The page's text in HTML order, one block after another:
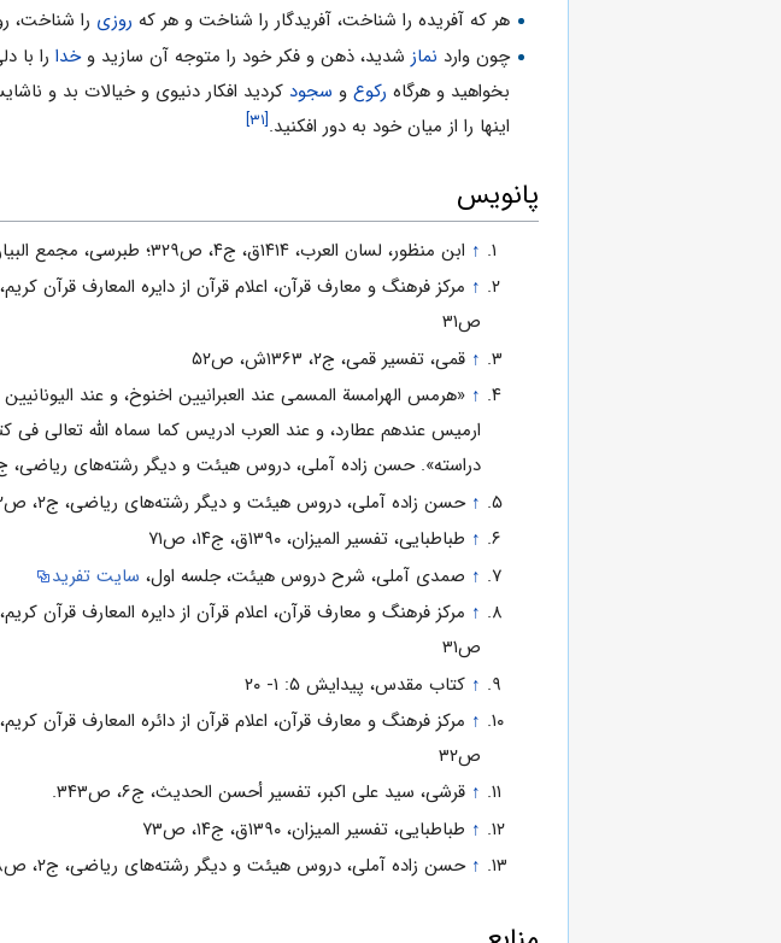
هر که آفریده را شناخت، آفریدگار را شناخت و هر که روزی را شناخت،
چون وارد نمازشدید، ذهن و فکر خود را متوجه آن سازید وخدارا با
بخواهید و هرگاه رکوعو سجود کردید افکار دنیوی و خیالات بد و
اینها را از میان خود به دور افکنید.[۳۱]
پانویس
↑ ابن منظور، لسان العرب، ۱۴۱۴ق، ج۴، ص۳۲۹؛ طبرسی، مجمع‏ البیان، ج۶، ص۸۰۲
↑
ص۳۱
↑ قمی، تفسیر قمی، ج‏۲، ۱۳۶۳ش، ص۵۲
↑ «هرمس الهرامسة المسمى عند العبرانیین اخنوخ، و عند
ارمیس عندهم عطارد، و عند العرب ادریس کما سماه الله تعالى فی
دراسته». حسن زاده آملی، دروس هیئت و دیگر رشته‏‌هاى ریاضى، ج‏۲،
↑ حسن زاده آملی، دروس هیئت و دیگر رشته‏‌هاى ریاضى، ج‏۲، ص۶۸۲.
↑ طباطبایی، تفسیر المیزان، ۱۳۹۰ق، ج۱۴، ص۷۱
↑ صمدی آملی، شرح دروس هیئت، جلسه اول، سایت تفرید
↑
ص۳۱
↑ کتاب مقدس، پیدایش ۵: ۱- ۲۰
↑
ص۳۲
↑ قرشى، سید على اکبر، تفسیر أحسن الحدیث، ج۶، ص۳۴۳.
↑ طباطبایی، تفسیر المیزان، ۱۳۹۰ق، ج۱۴، ص۷۳
↑ حسن زاده آملی، دروس هیئت و دیگر رشته‌‏هاى ریاضى، ج‏۲، ص۶۸۸